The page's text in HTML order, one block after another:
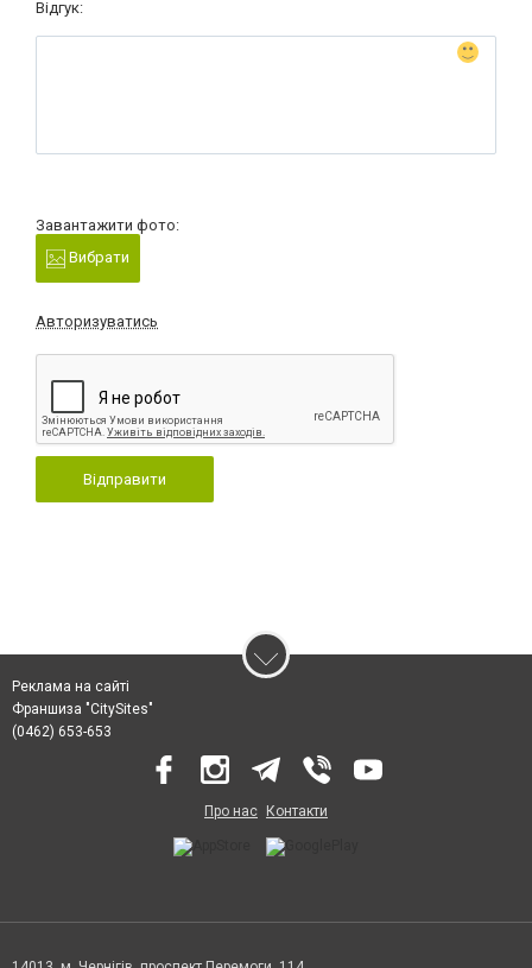
Відгук:
Завантажити фото:
Вибрати
Авторизуватись
Відправити
Реклама на сайті
Франшиза "CitySites"
(0462) 653-653
Про нас Контакти